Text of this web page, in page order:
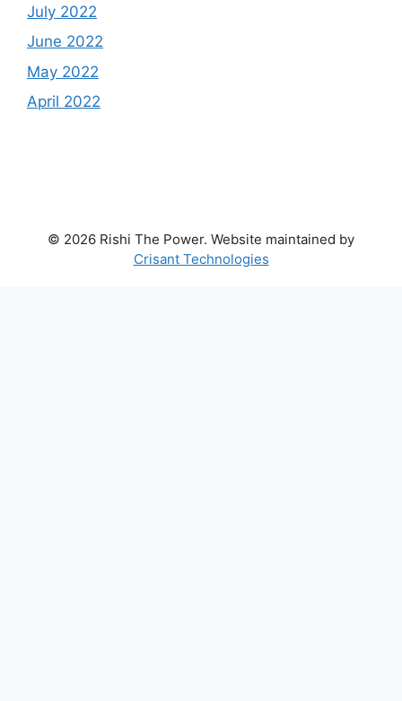
July 2022
June 2022
May 2022
April 2022
© 2026 Rishi The Power. Website maintained by
Crisant Technologies